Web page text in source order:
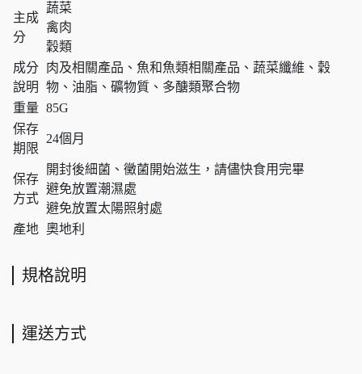
主成
分
蔬菜
禽肉
穀類
成分
說明
肉及相關產品、魚和魚類相關產品、蔬菜纖維、穀
物、油脂、礦物質、多醣類聚合物
重量 85G
保存
期限
24個月
保存
方式
開封後細菌、黴菌開始滋生，請儘快食用完畢
避免放置潮濕處
避免放置太陽照射處
產地 奧地利
規格說明
運送方式